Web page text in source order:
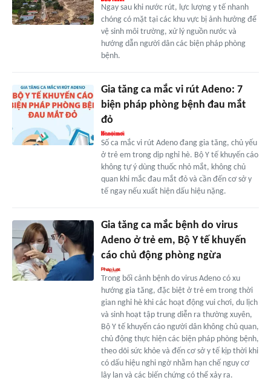
Ngay sau khi nước rút, lực lượng y tế nhanh
chóng có mặt tại các khu vực bị ảnh hưởng để
vệ sinh môi trường, xử lý nguồn nước và
hướng dẫn người dân các biện pháp phòng
bệnh.
Gia tăng ca mắc vi rút Adeno: 7
biện pháp phòng bệnh đau mắt
đỏ
Số ca mắc vi rút Adeno đang gia tăng, chủ yếu
ở trẻ em trong dịp nghỉ hè. Bộ Y tế khuyến cáo
không tự ý dùng thuốc nhỏ mắt, không chủ
quan khi mắc đau mắt đỏ và cần đến cơ sở y
tế ngay nếu xuất hiện dấu hiệu nặng.
Gia tăng ca mắc bệnh do virus
Adeno ở trẻ em, Bộ Y tế khuyến
cáo chủ động phòng ngừa
Trong bối cảnh bệnh do virus Adeno có xu
hướng gia tăng, đặc biệt ở trẻ em trong thời
gian nghỉ hè khi các hoạt động vui chơi, du lịch
và sinh hoạt tập trung diễn ra thường xuyên,
Bộ Y tế khuyến cáo người dân không chủ quan,
chủ động thực hiện các biện pháp phòng bệnh,
theo dõi sức khỏe và đến cơ sở y tế kịp thời khi
có dấu hiệu nghi ngờ nhằm hạn chế nguy cơ
lây lan và các biến chứng có thể xảy ra.